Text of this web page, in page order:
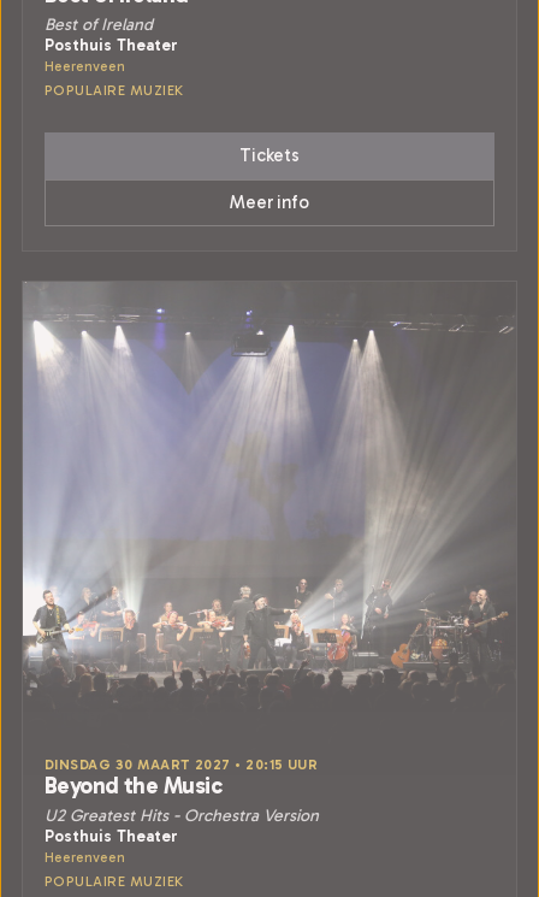
Best of Ireland
Posthuis Theater
Heerenveen
POPULAIRE MUZIEK
Tickets
Meer info
DINSDAG 30 MAART 2027 • 20:15 UUR
Beyond the Music
U2 Greatest Hits - Orchestra Version
Posthuis Theater
Heerenveen
POPULAIRE MUZIEK